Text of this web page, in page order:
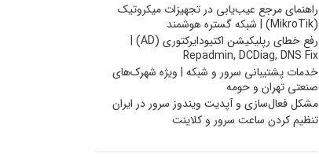
راهنمای مرجع عیب‌یابی در تجهیزات میکروتیک
(MikroTik) | شبکه گستره هوشمند
رفع خطای رپلیکیشن اکتیودایرکتوری (AD) |
Repadmin, DCDiag, DNS Fix
خدمات پشتیبانی سرور و شبکه | ویژه شهرک‌های
صنعتی تهران و حومه
مشکل فعال‌سازی و آپدیت ویندوز سرور در ایران
تنظیم کردن ساعت سرور و کلاینت